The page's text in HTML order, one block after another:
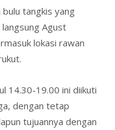
tangkis yang
Agust
lokasi rawan
14.30-19.00 ini diikuti
dengan tetap
tujuannya dengan